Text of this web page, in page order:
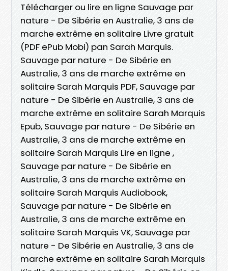
Télécharger ou lire en ligne Sauvage par
nature - De Sibérie en Australie, 3 ans de
marche extrême en solitaire Livre gratuit
(PDF ePub Mobi) pan Sarah Marquis.
Sauvage par nature - De Sibérie en
Australie, 3 ans de marche extrême en
solitaire Sarah Marquis PDF, Sauvage par
nature - De Sibérie en Australie, 3 ans de
marche extrême en solitaire Sarah Marquis
Epub, Sauvage par nature - De Sibérie en
Australie, 3 ans de marche extrême en
solitaire Sarah Marquis Lire en ligne ,
Sauvage par nature - De Sibérie en
Australie, 3 ans de marche extrême en
solitaire Sarah Marquis Audiobook,
Sauvage par nature - De Sibérie en
Australie, 3 ans de marche extrême en
solitaire Sarah Marquis VK, Sauvage par
nature - De Sibérie en Australie, 3 ans de
marche extrême en solitaire Sarah Marquis